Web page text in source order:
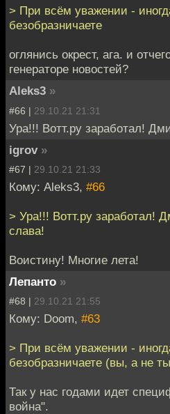
> При всём уважении -
безобразничаете
оглянись окрест, ага. и
генераторе новостей?
Aleks3 »
#66 | 29.10.21 21:31
Ура!!! Вотт.ру заработал!
igrov »
#67 | 29.10.21 21:33
Кому: Aleks3, #66
> Ура!!! Вотт.ру заработал!
слава!
Воистину! Многие лета!
Лепанто »
#68 | 29.10.21 21:55
Кому: Doom, #63
> При всём уважении -
безобразничаете (вы, а не
Так у нас годами идет
война".